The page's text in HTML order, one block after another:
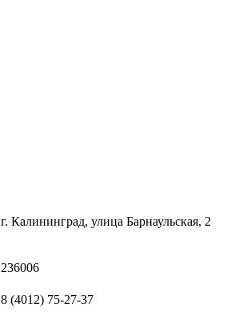
г. Калининград, улица Барнаульская, 2
236006
8 (4012) 75-27-37